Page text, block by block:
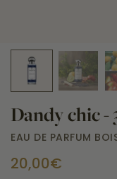
Dandy chic -
EAU DE PARFUM
20,00€